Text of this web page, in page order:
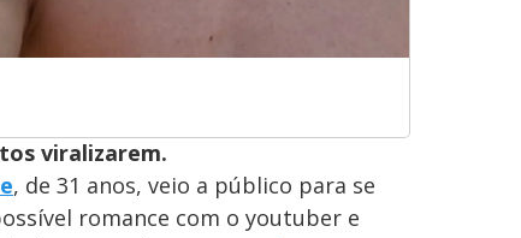
viralizarem.
, de 31 anos, veio a público para se
romance com o youtuber e